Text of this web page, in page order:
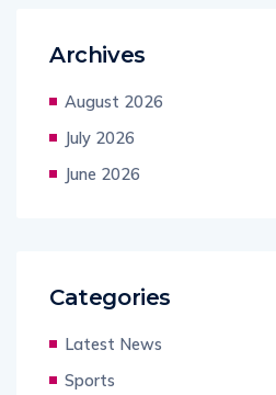
Archives
August 2026
July 2026
June 2026
Categories
Latest News
Sports